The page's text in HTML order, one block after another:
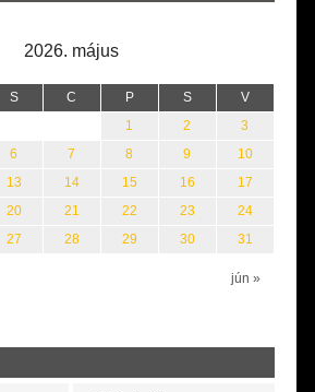
2026. május
S C P S V
jún »
1 2
3
6 7 8 9
10
13 14 15 16
17
20 21 22 23
24
27 28 29 30 31